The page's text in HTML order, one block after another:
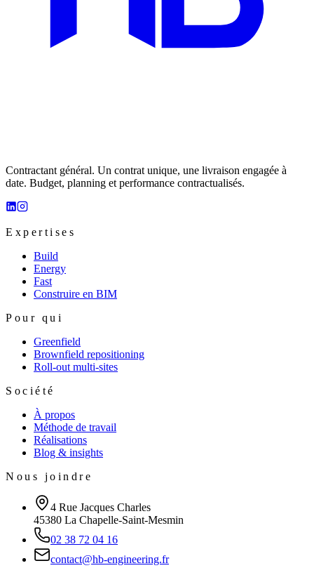
Contractant général. Un contrat unique, une livraison engagée à
date. Budget, planning et performance contractualisés.
Expertises
Build
Energy
Fast
Construire en BIM
Pour qui
Greenfield
Brownfield repositioning
Roll-out multi-sites
Société
À propos
Méthode de travail
Réalisations
Blog & insights
Nous joindre
4 Rue Jacques Charles
45380 La Chapelle-Saint-Mesmin
02 38 72 04 16
contact@hb-engineering.fr